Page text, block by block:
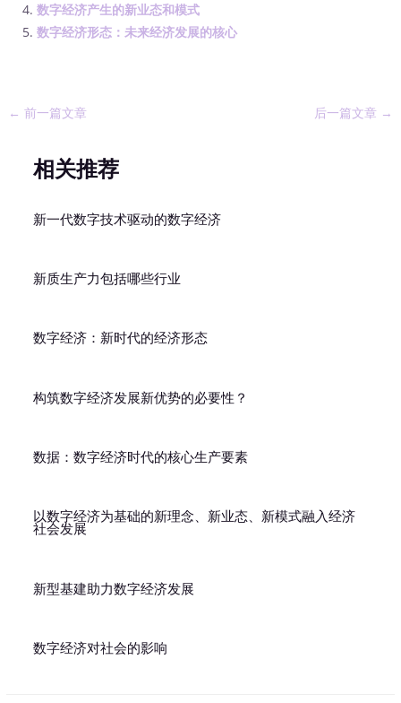
数字经济产生的新业态和模式
数字经济形态：未来经济发展的核心
← 前一篇文章 后一篇文章 →
相关推荐
新一代数字技术驱动的数字经济
新质生产力包括哪些行业
数字经济：新时代的经济形态
构筑数字经济发展新优势的必要性？
数据：数字经济时代的核心生产要素
以数字经济为基础的新理念、新业态、新模式融入经济
社会发展
新型基建助力数字经济发展
数字经济对社会的影响